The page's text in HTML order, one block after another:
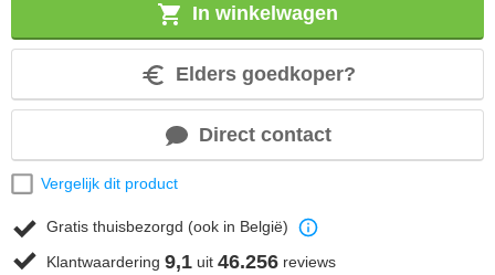
In winkelwagen
Elders goedkoper?
Direct contact
Vergelijk dit product
Gratis thuisbezorgd (ook in België)
Klantwaardering 9,1 uit 46.256 reviews